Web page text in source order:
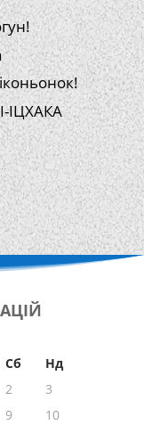
ІЦХАКА
Сб
Нд
2
3
9
10